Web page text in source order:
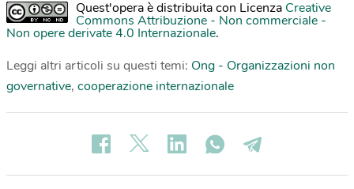
Quest'opera è distribuita con Licenza Creative
Commons Attribuzione - Non commerciale -
Non opere derivate 4.0 Internazionale.
Leggi altri articoli su questi temi: Ong - Organizzazioni non
governative, cooperazione internazionale